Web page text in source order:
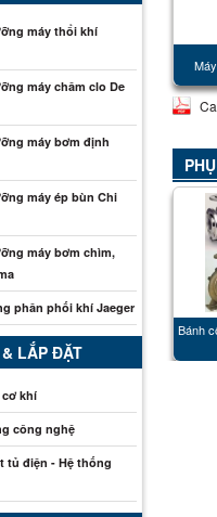
máy thổi khí
máy châm clo De
máy bơm định
máy ép bùn Chi
máy bơm chìm,
phân phối khí Jaeger
LẮP ĐẶT
khí
công nghệ
tủ điện - Hệ thống
Bánh